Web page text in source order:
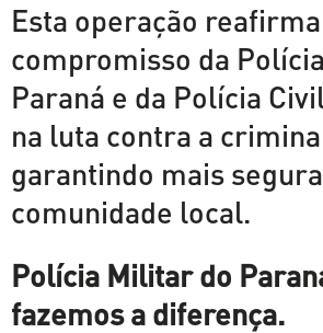
Esta operação
compromisso da
Paraná e da Polícia
na luta contra a
garantindo mais
comunidade local.
Polícia Militar do
fazemos a diferença.